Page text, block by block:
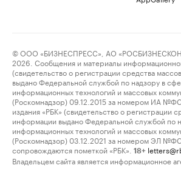
© ООО «БИЗНЕСПРЕСС», АО
2026. Сообщения и материалы
(свидетельство о регистрации средства
выдано Федеральной службой по надзору в
информационных технологий и массовых
(Роскомнадзор) 09.12.2015 за номером ИА
издания «РБК» (свидетельство о регистрации
информации выдано Федеральной службой по
информационных технологий и массовых
(Роскомнадзор) 03.12.2021 за номером ЭЛ
сопровождаются пометкой «РБК».
18+
Владельцем сайта является информационное